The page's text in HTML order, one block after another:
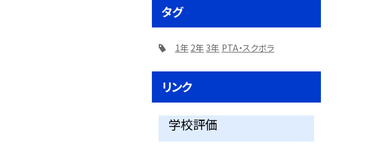
タグ
1年 2年 3年 PTA・スクボラ
リンク
学校評価